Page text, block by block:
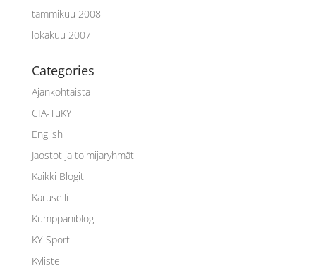
tammikuu 2008
lokakuu 2007
Categories
Ajankohtaista
CIA-TuKY
English
Jaostot ja toimijaryhmät
Kaikki Blogit
Karuselli
Kumppaniblogi
KY-Sport
Kyliste